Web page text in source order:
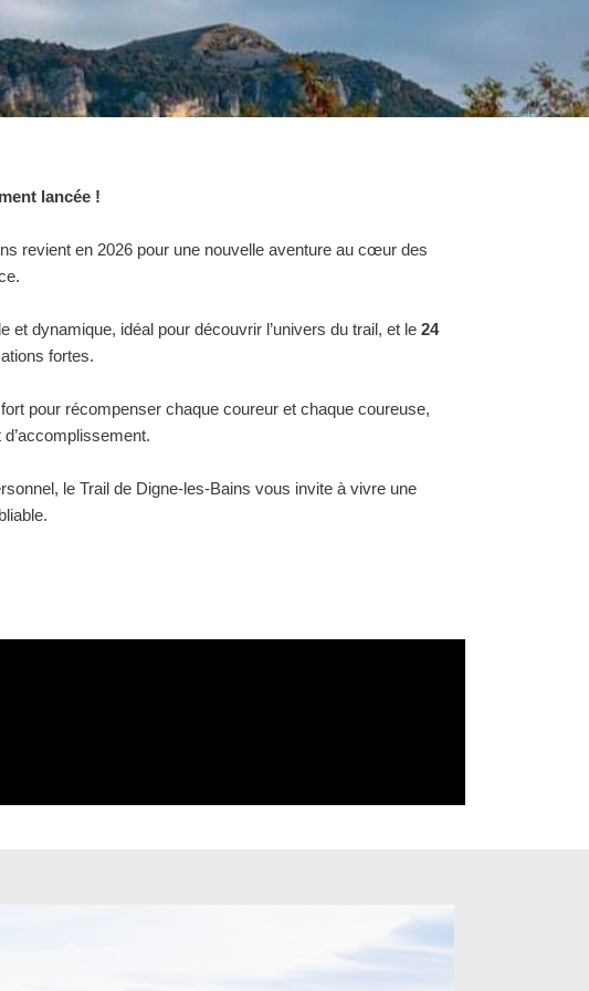
lancée !
revient en 2026 pour une nouvelle aventure au cœur des
et dynamique, idéal pour découvrir l’univers du trail, et le 24
fortes.
pour récompenser chaque coureur et chaque coureuse,
le Trail de Digne-les-Bains vous invite à vivre une